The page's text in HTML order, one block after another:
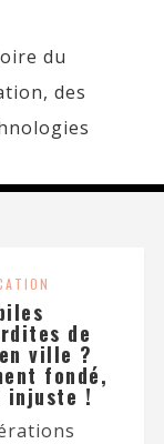
de
ville ?
fondé,
injuste !